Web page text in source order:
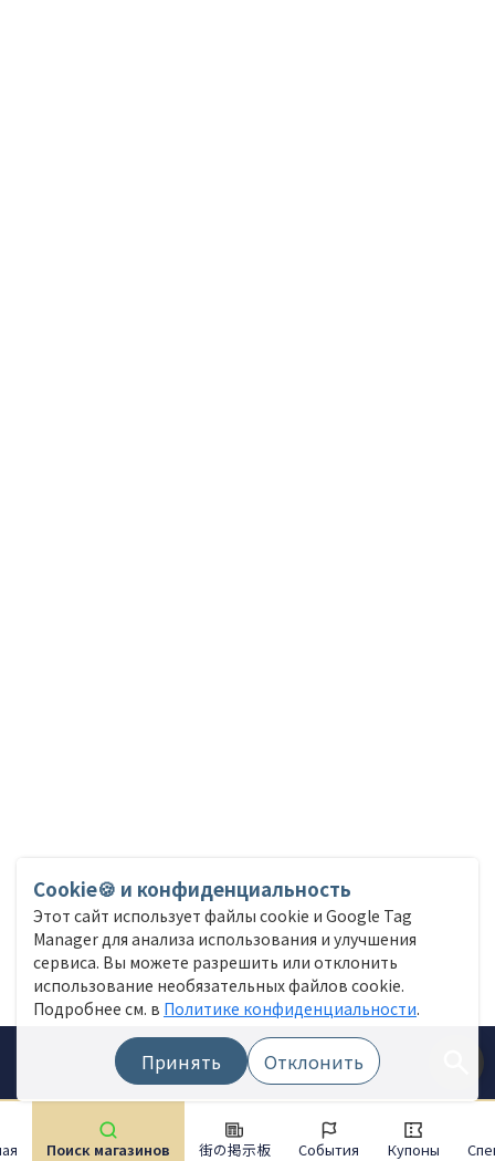
Поиск магазинов 街の掲示板 События Купоны
Cookie🍪 и конфиденциальность
Этот сайт использует файлы cookie и Google Tag
Manager для анализа использования и улучшения
сервиса. Вы можете разрешить или отклонить
использование необязательных файлов cookie.
Подробнее см. в Политике конфиденциальности.
Принять Отклонить